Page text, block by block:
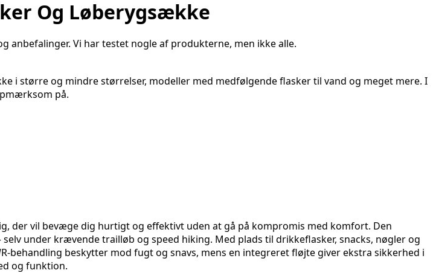
Og Løberygsække
anbefalinger. Vi har testet nogle af produkterne, men ikke alle.
i større og mindre størrelser, modeller med medfølgende flasker til vand og meget mere. I
på.
der vil bevæge dig hurtigt og effektivt uden at gå på kompromis med komfort. Den
under krævende trailløb og speed hiking. Med plads til drikkeflasker, snacks, nøgler og
behandling beskytter mod fugt og snavs, mens en integreret fløjte giver ekstra sikkerhed i
og funktion.